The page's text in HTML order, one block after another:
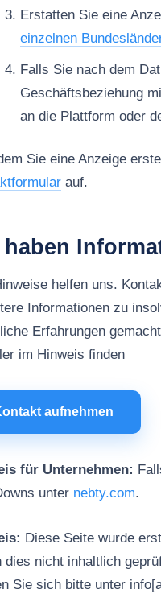
Erstatten Sie eine
einzelnen
Falls Sie nach dem
Geschäftsbeziehung
an die Plattform oder
Sie eine Anzeige
auf.
haben
helfen uns.
Informationen zu
Erfahrungen
im Hinweis finden
aufnehmen
für Unternehmen:
unter nebty.com.
Diese Seite wurde
dies nicht inhaltlich
Sie sich bitte unter